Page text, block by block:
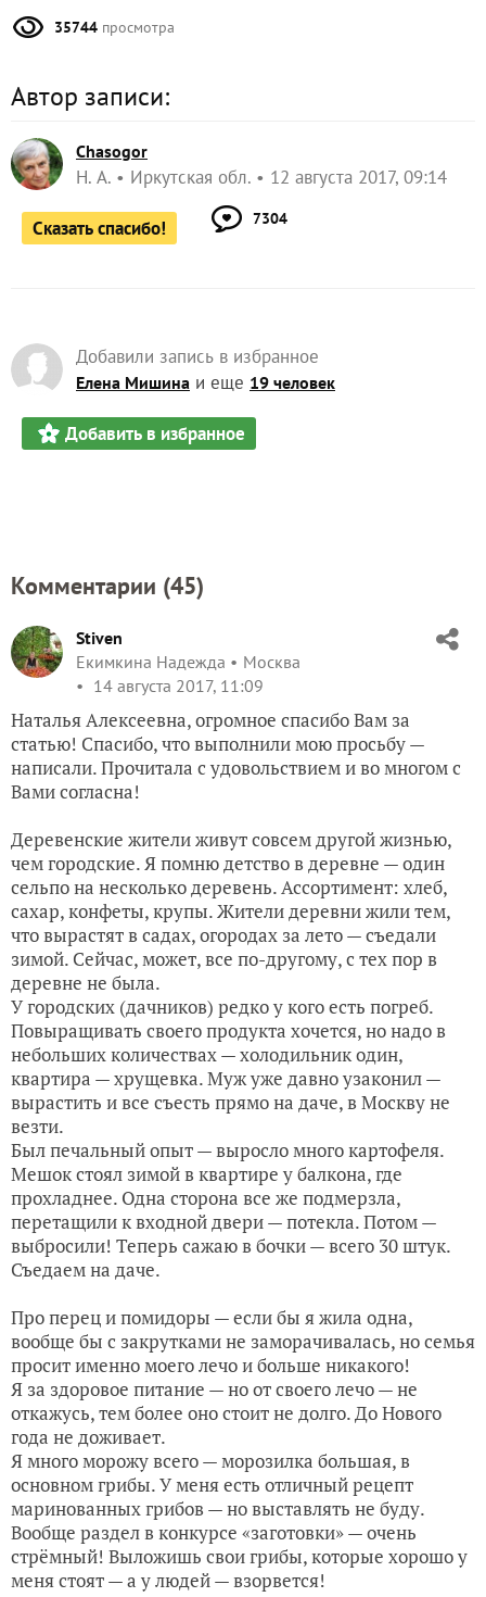
35744 просмотра
Автор записи:
Chasogor
Н. А. Иркутская обл. 12 августа 2017, 09:14
Сказать спасибо! 7304
Добавили запись в избранное
Елена Мишина и еще 19 человек
Добавить в избранное
Комментарии (45)
Stiven
Екимкина Надежда
Москва
14 августа 2017, 11:09
Наталья Алексеевна, огромное спасибо Вам за
статью! Спасибо, что выполнили мою просьбу —
написали. Прочитала с удовольствием и во многом с
Вами согласна!
Деревенские жители живут совсем другой жизнью,
чем городские. Я помню детство в деревне — один
сельпо на несколько деревень. Ассортимент: хлеб,
сахар, конфеты, крупы. Жители деревни жили тем,
что вырастят в садах, огородах за лето — съедали
зимой. Сейчас, может, все по-другому, с тех пор в
деревне не была.
У городских (дачников) редко у кого есть погреб.
Повыращивать своего продукта хочется, но надо в
небольших количествах — холодильник один,
квартира — хрущевка. Муж уже давно узаконил —
вырастить и все съесть прямо на даче, в Москву не
везти.
Был печальный опыт — выросло много картофеля.
Мешок стоял зимой в квартире у балкона, где
прохладнее. Одна сторона все же подмерзла,
перетащили к входной двери — потекла. Потом —
выбросили! Теперь сажаю в бочки — всего 30 штук.
Съедаем на даче.
Про перец и помидоры — если бы я жила одна,
вообще бы с закрутками не заморачивалась, но семья
просит именно моего лечо и больше никакого!
Я за здоровое питание — но от своего лечо — не
откажусь, тем более оно стоит не долго. До Нового
года не доживает.
Я много морожу всего — морозилка большая, в
основном грибы. У меня есть отличный рецепт
маринованных грибов — но выставлять не буду.
Вообще раздел в конкурсе «заготовки» — очень
стрёмный! Выложишь свои грибы, которые хорошо у
меня стоят — а у людей — взорвется!